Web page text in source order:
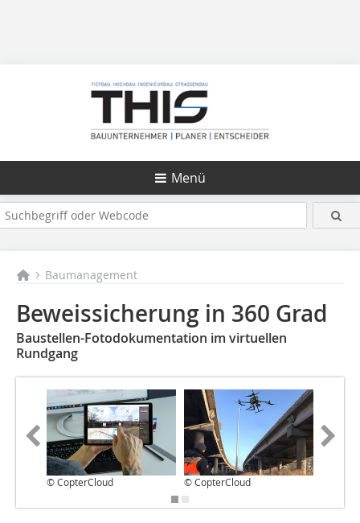
Menü
Baumanagement
Beweissicherung in 360 Grad
Baustellen-Fotodokumentation im virtuellen
Rundgang
© CopterCloud © CopterCloud